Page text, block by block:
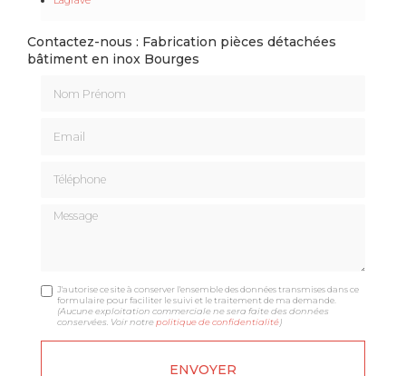
Contactez-nous : Fabrication pièces détachées
bâtiment en inox Bourges
Message
J'autorise ce site à conserver l'ensemble des données transmises dans ce
formulaire pour faciliter le suivi et le traitement de ma demande.
(Aucune exploitation commerciale ne sera faite des données
conservées. Voir notrepolitique de confidentialité)